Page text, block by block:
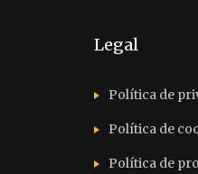
Legal
Política de
Política de
Política de